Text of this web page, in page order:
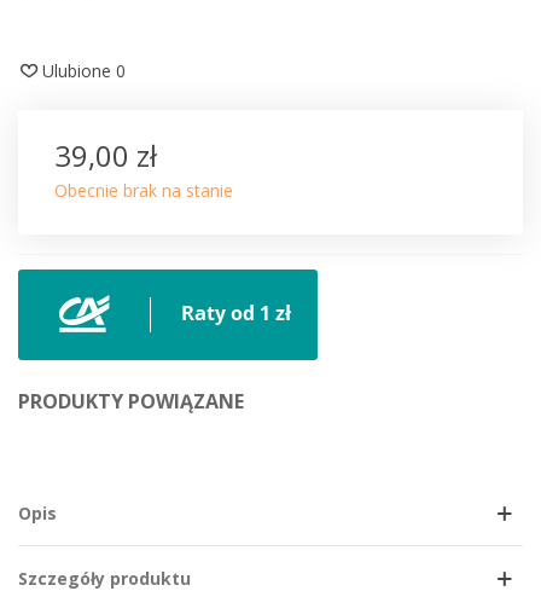
Ulubione 0
39,00 zł
Obecnie brak na stanie
PRODUKTY POWIĄZANE
Opis
Szczegóły produktu